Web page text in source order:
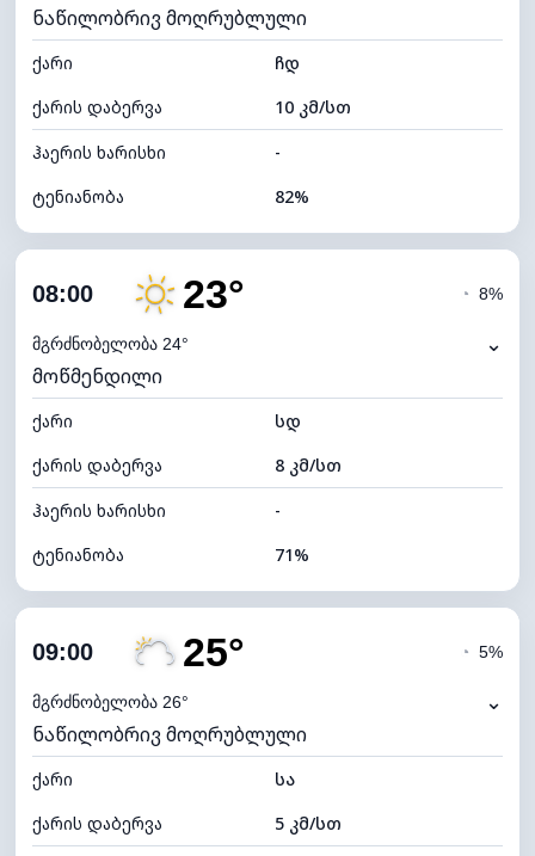
ხილვადობა
10 კმ
განათების ინდექსი 0 (ბნელი)
ღრუბლის სიმაღლე 8080 მ
ნაწილობრივ მოღრუბლული
ქარი
ჩდ
ქარის დაბერვა
10 კმ/სთ
ჰაერის ხარისხი
-
ტენიანობა
82%
ღრუბლიანობა
ნამის წერტილი
ხილვადობა
განათების ინდექსი 7 (ნათელი)
ღრუბლის სიმაღლე 8240 მ
08:00 23°
მგრძნობელობა 24°
◔ 8%
⌄
მოწმენდილი
ქარი
სდ
ქარის დაბერვა
8 კმ/სთ
ჰაერის ხარისხი
-
ტენიანობა
71%
ღრუბლიანობა
ნამის წერტილი
ხილვადობა
10 კმ
განათების ინდექსი 7 (ნათელი)
ღრუბლის სიმაღლე 8880 მ
09:00 25°
მგრძნობელობა 26°
◔ 5%
⌄
ნაწილობრივ მოღრუბლული
ქარი
სა
ქარის დაბერვა
5 კმ/სთ